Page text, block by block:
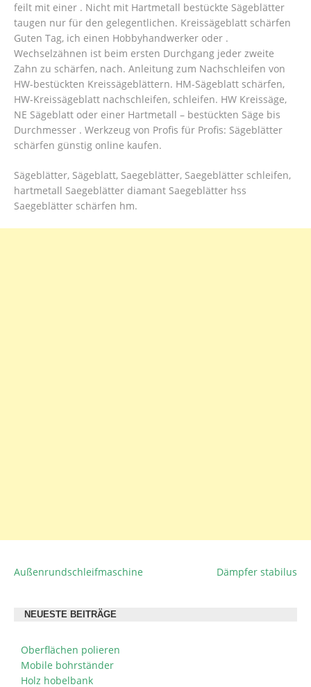
feilt mit einer . Nicht mit Hartmetall bestückte Sägeblätter
taugen nur für den gelegentlichen. Kreissägeblatt schärfen
Guten Tag, ich einen Hobbyhandwerker oder .
Wechselzähnen ist beim ersten Durchgang jeder zweite
Zahn zu schärfen, nach. Anleitung zum Nachschleifen von
HW-bestückten Kreissägeblättern. HM-Sägeblatt schärfen,
HW-Kreissägeblatt nachschleifen, schleifen. HW Kreissäge,
NE Sägeblatt oder einer Hartmetall – bestückten Säge bis
Durchmesser . Werkzeug von Profis für Profis: Sägeblätter
schärfen günstig online kaufen.
Sägeblätter, Sägeblatt, Saegeblätter, Saegeblätter schleifen,
hartmetall Saegeblätter diamant Saegeblätter hss
Saegeblätter schärfen hm.
BEITRAGSNAVIGATION
Außenrundschleifmaschine Dämpfer stabilus
NEUESTE BEITRÄGE
Oberflächen polieren
Mobile bohrständer
Holz hobelbank